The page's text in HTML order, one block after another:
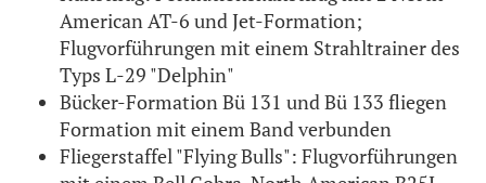
American AT-6 und Jet-Formation;
Flugvorführungen mit einem Strahltrainer des
Typs L-29 "Delphin"
Bücker-Formation Bü 131 und Bü 133 fliegen
Formation mit einem Band verbunden
Fliegerstaffel "Flying Bulls": Flugvorführungen